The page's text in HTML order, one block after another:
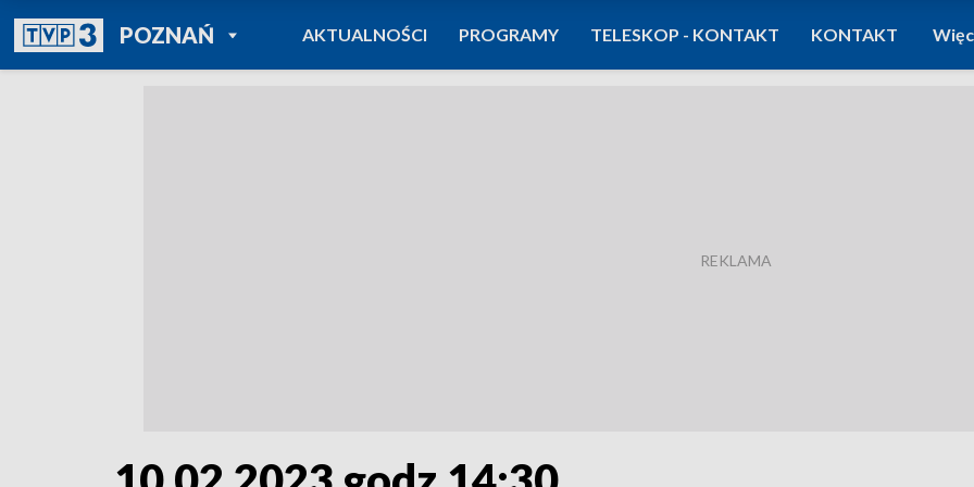
POZNAŃPOWRÓT DO
TVP REGIONY
AKTUALNOŚCI PROGRAMY TELESKOP - KONTAKT KONTAKT